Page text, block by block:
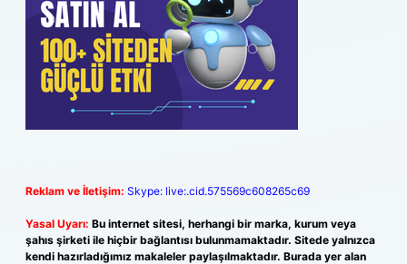
Reklam ve İletişim: Skype: live:.cid.575569c608265c69
Yasal Uyarı: Bu internet sitesi, herhangi bir marka, kurum veya
şahıs şirketi ile hiçbir bağlantısı bulunmamaktadır. Sitede yalnızca
kendi hazırladığımız makaleler paylaşılmaktadır. Burada yer alan